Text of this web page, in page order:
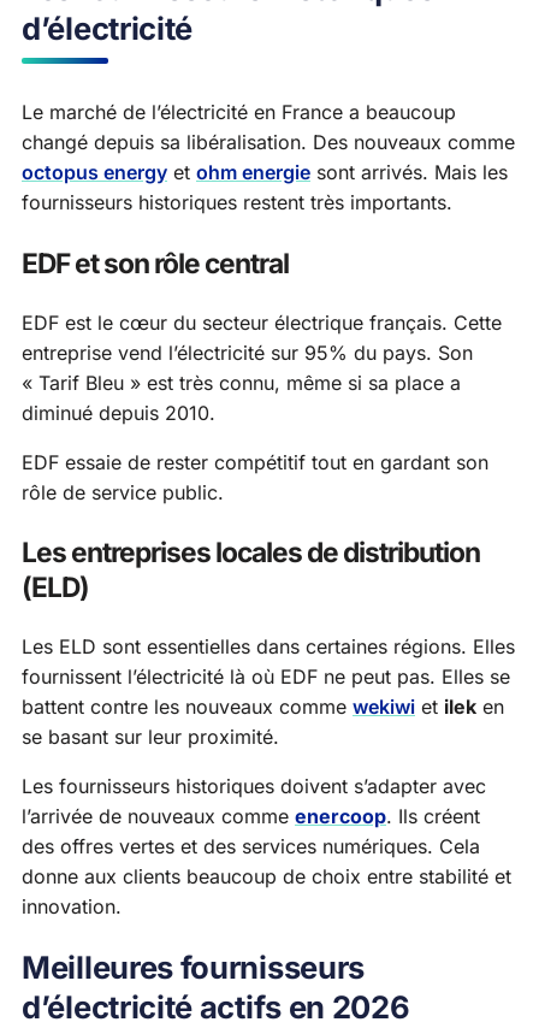
d’électricité
Le marché de l’électricité en France a beaucoup
changé depuis sa libéralisation. Des nouveaux comme
octopus energy et ohm energie sont arrivés. Mais les
fournisseurs historiques restent très importants.
EDF et son rôle central
EDF est le cœur du secteur électrique français. Cette
entreprise vend l’électricité sur 95% du pays. Son
« Tarif Bleu » est très connu, même si sa place a
diminué depuis 2010.
EDF essaie de rester compétitif tout en gardant son
rôle de service public.
Les entreprises locales de distribution
(ELD)
Les ELD sont essentielles dans certaines régions. Elles
fournissent l’électricité là où EDF ne peut pas. Elles se
battent contre les nouveaux comme wekiwi et ilek en
se basant sur leur proximité.
Les fournisseurs historiques doivent s’adapter avec
l’arrivée de nouveaux comme enercoop. Ils créent
des offres vertes et des services numériques. Cela
donne aux clients beaucoup de choix entre stabilité et
innovation.
Meilleures fournisseurs
d’électricité actifs en 2026